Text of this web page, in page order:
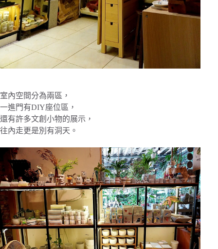
室內空間分為兩區，
一進門有DIY座位區，
還有許多文創小物的展示，
往內走更是別有洞天。